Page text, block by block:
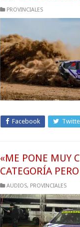
PROVINCIALES
Facebook
«ME PONE MUY
CATEGORÍA
AUDIOS, PROVINCIALES